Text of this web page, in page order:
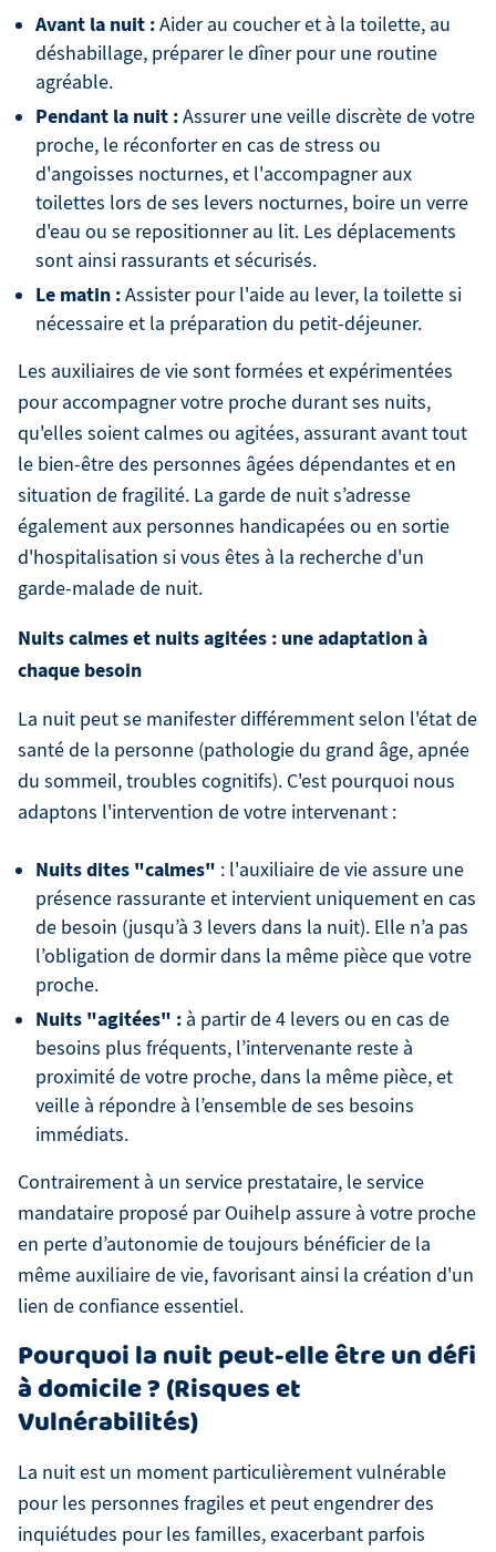
Avant la nuit :Aider au coucher et à la toilette, au
déshabillage, préparer le dîner pour une routine
agréable.
Pendant la nuit :Assurer une veille discrète de votre
proche, le réconforter en cas de stress ou
d'angoisses nocturnes, et l'accompagner aux
toilettes lors de ses levers nocturnes, boire un verre
d'eau ou se repositionner au lit. Les déplacements
sont ainsi rassurants et sécurisés.
Le matin :Assister pour l'aide au lever, la toilette si
nécessaire et la préparation du petit-déjeuner.
Les auxiliaires de vie sont formées et expérimentées
pour accompagner votre proche durant ses nuits,
qu'elles soient calmes ou agitées, assurant avant tout
le bien-être des personnes âgées dépendantes et en
situation de fragilité. La garde de nuit s’adresse
également aux personnes handicapées ou en sortie
d'hospitalisation si vous êtes à la recherche d'un
garde-malade de nuit.
Nuits calmes et nuits agitées : une adaptation à
chaque besoin
La nuit peut se manifester différemment selon l'état de
santé de la personne (pathologie du grand âge, apnée
du sommeil, troubles cognitifs). C'est pourquoi nous
adaptons l'intervention de votre intervenant :
Nuits dites "calmes" : l'auxiliaire de vie assure une
présence rassurante et intervient uniquement en cas
de besoin (jusqu’à 3 levers dans la nuit). Elle n’a pas
l’obligation de dormir dans la même pièce que votre
proche.
Nuits "agitées" : à partir de 4 levers ou en cas de
besoins plus fréquents, l’intervenante reste à
proximité de votre proche, dans la même pièce, et
veille à répondre à l’ensemble de ses besoins
immédiats.
Contrairement à un service prestataire, le service
mandataire proposé par Ouihelp assure à votre proche
en perte d’autonomie de toujours bénéficier de la
même auxiliaire de vie, favorisant ainsi la création d'un
lien de confiance essentiel.
Pourquoi la nuit peut-elle être un défi
à domicile ? (Risques et
Vulnérabilités)
La nuit est un moment particulièrement vulnérable
pour les personnes fragiles et peut engendrer des
inquiétudes pour les familles, exacerbant parfois